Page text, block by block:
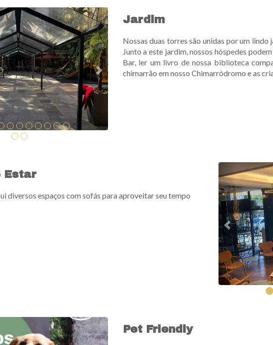
Next Jardim
Nossas duas torres são unidas por um
Junto a este jardim, nossos hóspedes
Bar, ler um livro de nossa biblioteca
chimarrão em nosso Chimarródromo e as
Estar
diversos espaços com sofás para aproveitar seu tempo
Previous
Pet Friendly